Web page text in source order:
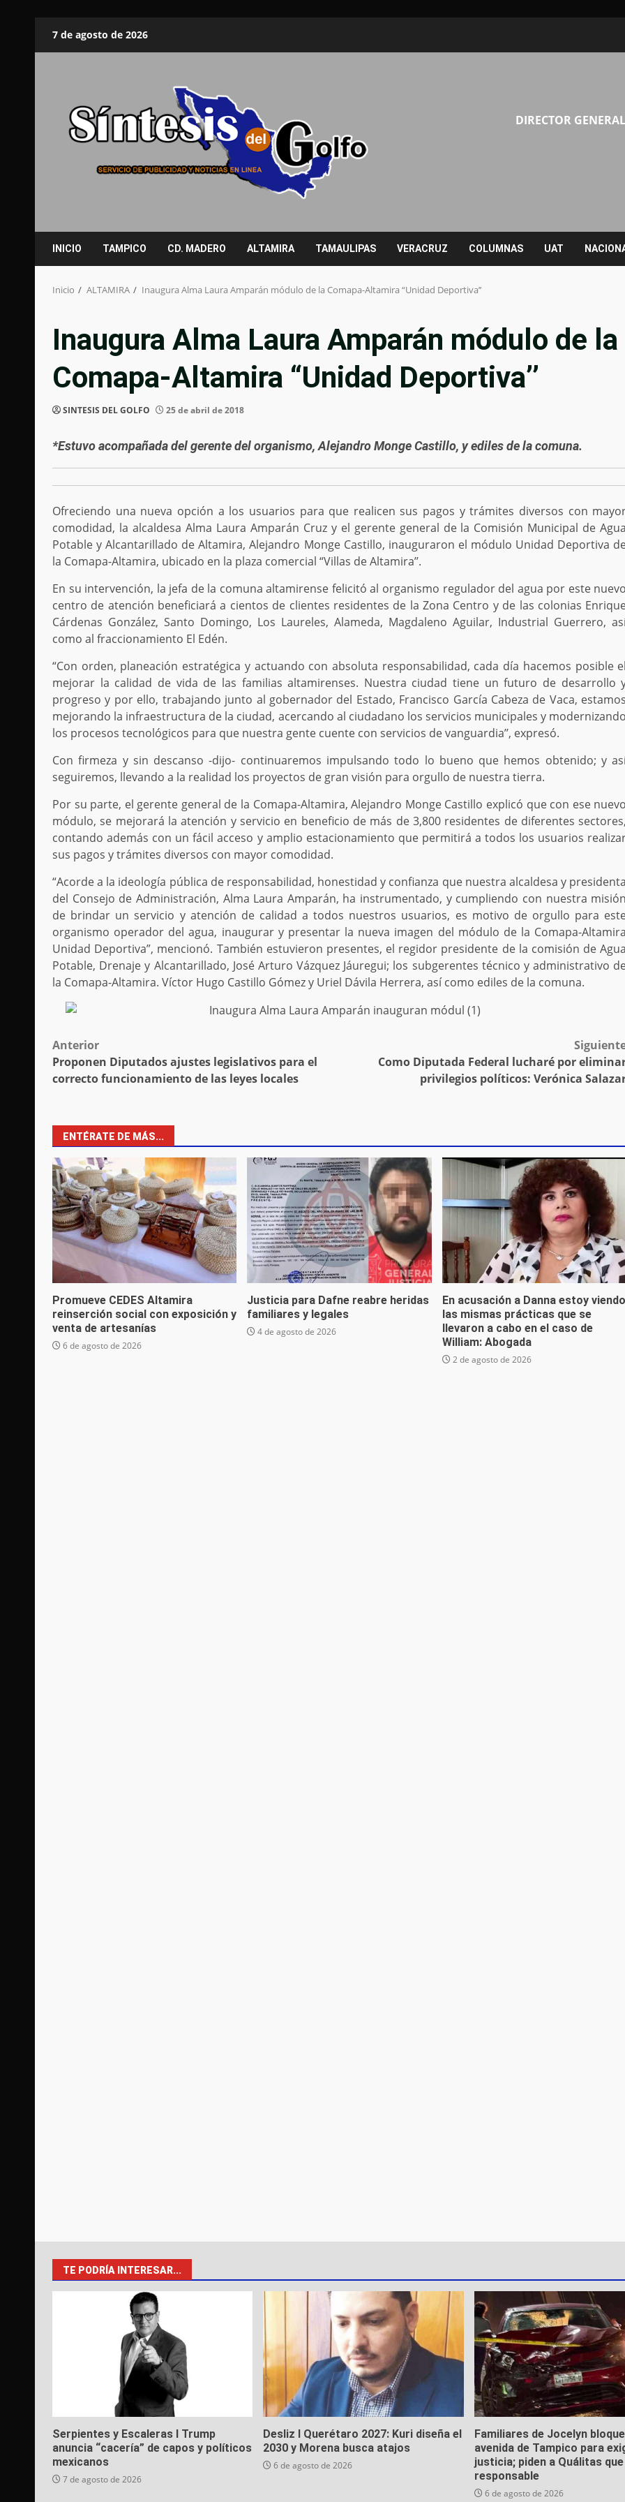
7 de agosto de 2026
DIRECTOR
INICIO TAMPICO CD. MADERO ALTAMIRA TAMAULIPAS VERACRUZ COLUMNAS UAT
Inicio ALTAMIRA Inaugura Alma Laura Amparán módulo de la Comapa-Altamira “Unidad Deportiva’’
Inaugura Alma Laura Amparán módulo de la
Comapa-Altamira “Unidad Deportiva’’
SINTESIS DEL GOLFO 25 de abril de 2018
*Estuvo acompañada del gerente del organismo, Alejandro Monge Castillo, y ediles de la comuna.
Ofreciendo una nueva opción a los usuarios para que realicen sus pagos y trámites diversos con
comodidad, la alcaldesa Alma Laura Amparán Cruz y el gerente general de la Comisión Municipal de
Potable y Alcantarillado de Altamira, Alejandro Monge Castillo, inauguraron el módulo Unidad Deportiva
la Comapa-Altamira, ubicado en la plaza comercial “Villas de Altamira’’.
En su intervención, la jefa de la comuna altamirense felicitó al organismo regulador del agua por este
centro de atención beneficiará a cientos de clientes residentes de la Zona Centro y de las colonias
Cárdenas González, Santo Domingo, Los Laureles, Alameda, Magdaleno Aguilar, Industrial Guerrero,
como al fraccionamiento El Edén.
“Con orden, planeación estratégica y actuando con absoluta responsabilidad, cada día hacemos posible
mejorar la calidad de vida de las familias altamirenses. Nuestra ciudad tiene un futuro de desarrollo
progreso y por ello, trabajando junto al gobernador del Estado, Francisco García Cabeza de Vaca,
mejorando la infraestructura de la ciudad, acercando al ciudadano los servicios municipales y
los procesos tecnológicos para que nuestra gente cuente con servicios de vanguardia’’, expresó.
Con firmeza y sin descanso -dijo- continuaremos impulsando todo lo bueno que hemos obtenido; y
seguiremos, llevando a la realidad los proyectos de gran visión para orgullo de nuestra tierra.
Por su parte, el gerente general de la Comapa-Altamira, Alejandro Monge Castillo explicó que con ese
módulo, se mejorará la atención y servicio en beneficio de más de 3,800 residentes de diferentes
contando además con un fácil acceso y amplio estacionamiento que permitirá a todos los usuarios
sus pagos y trámites diversos con mayor comodidad.
“Acorde a la ideología pública de responsabilidad, honestidad y confianza que nuestra alcaldesa y
del Consejo de Administración, Alma Laura Amparán, ha instrumentado, y cumpliendo con nuestra
de brindar un servicio y atención de calidad a todos nuestros usuarios, es motivo de orgullo para
organismo operador del agua, inaugurar y presentar la nueva imagen del módulo de la Comapa-
Unidad Deportiva”, mencionó. También estuvieron presentes, el regidor presidente de la comisión de
Potable, Drenaje y Alcantarillado, José Arturo Vázquez Jáuregui; los subgerentes técnico y administrativo
la Comapa-Altamira. Víctor Hugo Castillo Gómez y Uriel Dávila Herrera, así como ediles de la comuna.
Post
navigation
Anterior
Proponen Diputados ajustes legislativos para el
correcto funcionamiento de las leyes locales
Como Diputada Federal lucharé por
privilegios políticos: Verónica
ENTÉRATE DE MÁS...
Promueve CEDES Altamira
reinserción social con exposición y
venta de artesanías
6 de agosto de 2026
Justicia para Dafne reabre heridas
familiares y legales
4 de agosto de 2026
En acusación a Danna estoy viendo
las mismas prácticas que se
llevaron a cabo en el caso de
William: Abogada
2 de agosto de 2026
TE PODRÍA INTERESAR...
Serpientes y Escaleras I Trump
anuncia “cacería” de capos y políticos
mexicanos
7 de agosto de 2026
Desliz I Querétaro 2027: Kuri diseña el
2030 y Morena busca atajos
6 de agosto de 2026
Familiares de Jocelyn
avenida de Tampico para
justicia; piden a Quálitas
responsable
6 de agosto de 2026